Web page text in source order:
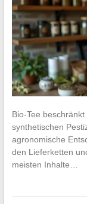
Bio-Tee
synthetischen
agronomische
den Lieferketten
meisten Inhalte…